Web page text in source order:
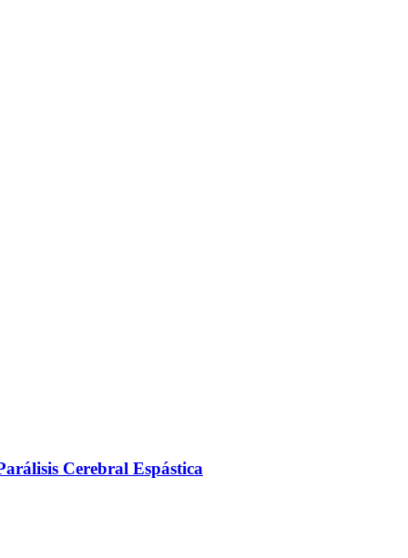
Cerebral Espástica